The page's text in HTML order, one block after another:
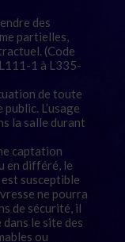
des
partielles,
(Code
1 à L335-
de toute
L’usage
la salle durant
captation
en différé, le
susceptible
ne pourra
de sécurité, il
le site des
ou